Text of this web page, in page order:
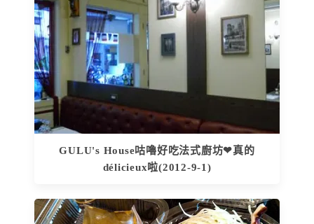
GULU's House咕嚕好吃法式廚坊❤真的
délicieux啦(2012-9-1)